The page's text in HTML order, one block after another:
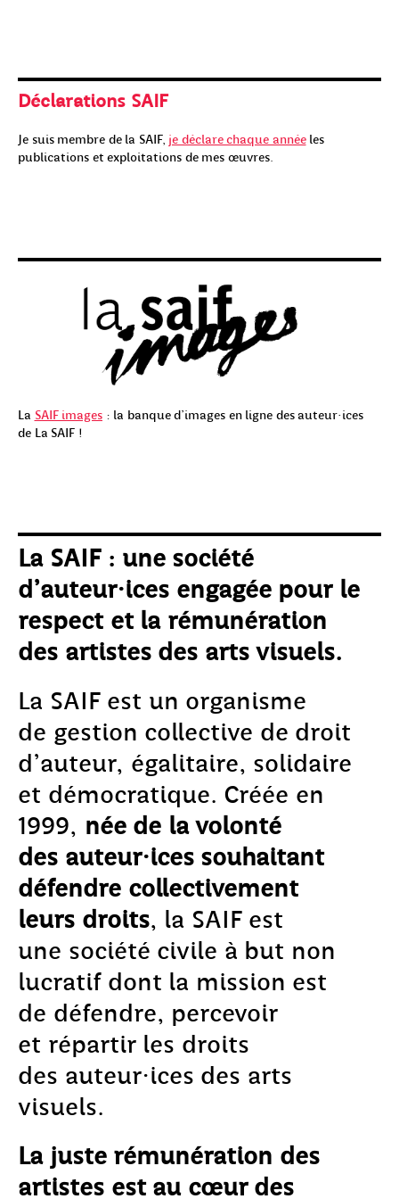
Déclarations SAIF
Je suis membre de la SAIF, je déclare chaque annéeles
publications et exploitations de mes œuvres.
La SAIF images : la banque d’images en ligne des auteur·ices
de La SAIF !
La SAIF : une société
d’auteur·ices engagée pour le
respect et la rémunération
des artistes des arts visuels.
La SAIF est un organisme
de gestion collective de droit
d’auteur, égalitaire, solidaire
et démocratique. Créée en
1999, née de la volonté
des auteur·ices souhaitant
défendre collectivement
leurs droits, la SAIF est
une société civile à but non
lucratif dont la mission est
de défendre, percevoir
et répartir les droits
des auteur·ices des arts
visuels.
La juste rémunération des
artistes est au cœur des